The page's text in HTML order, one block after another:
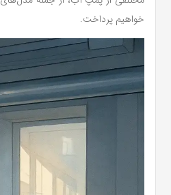
خواهیم پرداخت.